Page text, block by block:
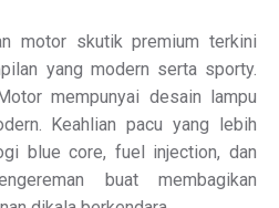
motor skutik premium terkini
yang modern serta sporty.
mempunyai desain lampu
Keahlian pacu yang lebih
blue core, fuel injection, dan
buat membagikan